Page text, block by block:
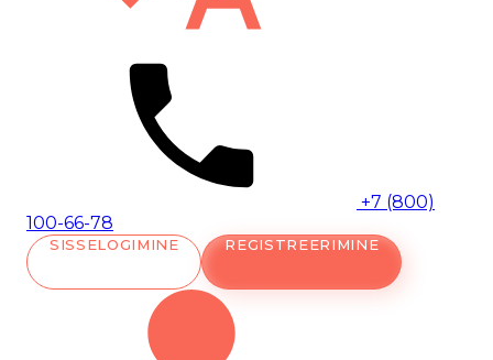
+7 (800)
100-66-78
SISSELOGIMINE REGISTREERIMINE